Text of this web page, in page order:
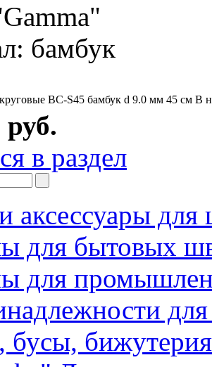
бамбук
BC-S45 бамбук d 9.0 мм 45 см В
руб.
в раздел
аксессуары
для бытовых
для
бусы, бижутерия